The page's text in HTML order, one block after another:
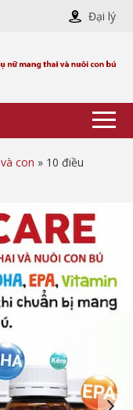
Đại lý
con » 10 điều